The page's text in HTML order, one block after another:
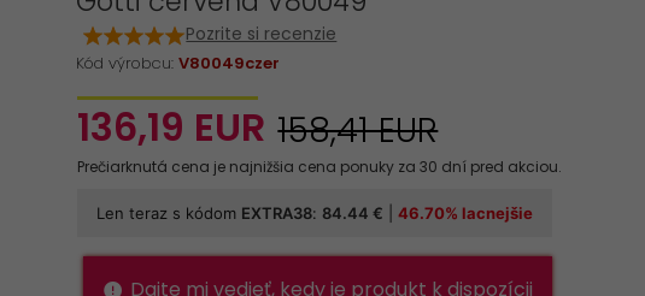
Kód výrobcu:V80049czer
Pozrite si recenzie
136,19 EUR 158,41 EUR
Dajte mi vedieť, kedy je produkt k dispozícii